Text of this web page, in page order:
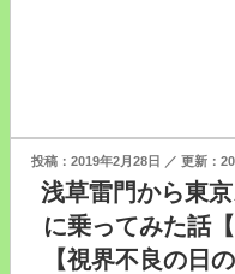
投
稿
日:
2019年2月28日
浅草雷門から東
に乗ってみた話
【視界不良の日